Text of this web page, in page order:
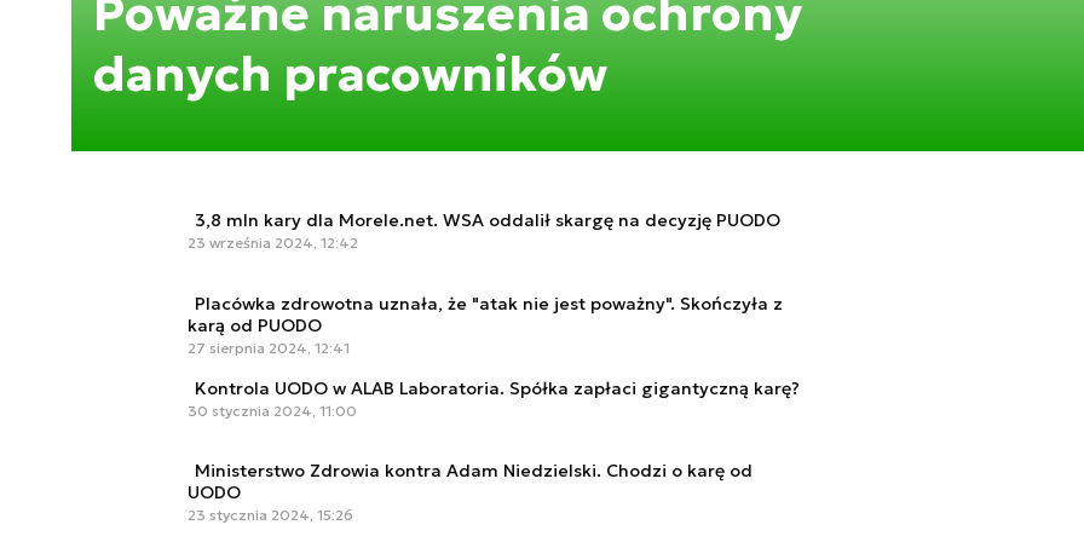
Poważne naruszenia ochrony
danych pracowników
3,8 mln kary dla Morele.net. WSA oddalił skargę na decyzję PUODO
23 września 2024, 12:42
Placówka zdrowotna uznała, że "atak nie jest poważny". Skończyła z
karą od PUODO
27 sierpnia 2024, 12:41
Kontrola UODO w ALAB Laboratoria. Spółka zapłaci gigantyczną karę?
30 stycznia 2024, 11:00
Ministerstwo Zdrowia kontra Adam Niedzielski. Chodzi o karę od
UODO
23 stycznia 2024, 15:26